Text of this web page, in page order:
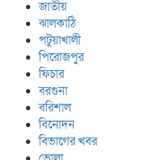
জাতীয়
ঝালকাঠি
পটুয়াখালী
পিরোজপুর
ফিচার
বরগুনা
বরিশাল
বিনোদন
বিভাগের খবর